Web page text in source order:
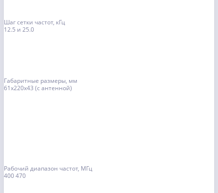
Шаг сетки частот, кГц
12.5 и 25.0
Габаритные размеры, мм
61х220х43 (с антенной)
Рабочий диапазон частот, МГц
400 470